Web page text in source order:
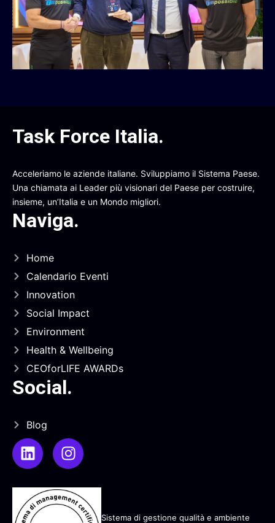
Task Force Italia.
Acceleriamo le aziende italiane. Sviluppiamo il Sistema Paese.
Una chiamata ai Leader più visionari del Paese per costruire,
insieme, un’Italia e un Mondo migliori.
Naviga.
Home
Calendario Eventi
Innovation
Social Impact
Environment
Health & Wellbeing
CEOforLIFE AWARDs
Social.
Blog
Sistema di gestione qualità e ambiente